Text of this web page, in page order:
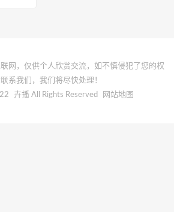
网，仅供个人欣赏交流，如不慎侵犯了您的权
系我们，我们将尽快处理！
卉播 All Rights Reserved 网站地图